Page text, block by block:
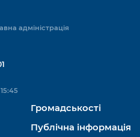
адміністрація
Громадськості
Публічна інформація